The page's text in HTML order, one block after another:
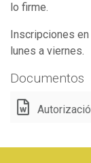
lo firme.
Inscripciones
lunes a viernes.
Documentos